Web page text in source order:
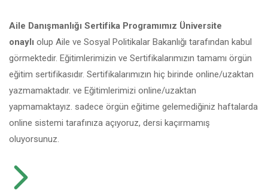
Aile Danışmanlığı Sertifika Programımız Üniversite
onaylı olup Aile ve Sosyal Politikalar Bakanlığı tarafından kabul
görmektedir. Eğitimlerimizin ve Sertifikalarımızın tamamı örgün
eğitim sertifikasıdır. Sertifikalarımızın hiç birinde online/uzaktan
yazmamaktadır. ve Eğitimlerimizi online/uzaktan
yapmamaktayız. sadece örgün eğitime gelemediğiniz haftalarda
online sistemi tarafınıza açıyoruz, dersi kaçırmamış
oluyorsunuz.